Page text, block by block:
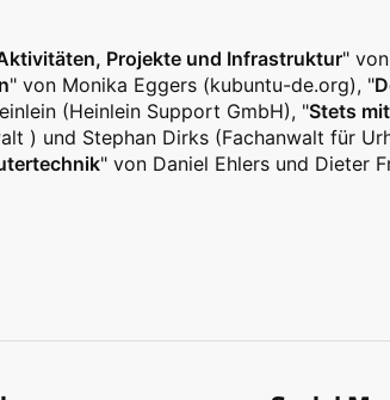
Projekte und Infrastruktur"
" von Monika Eggers (kubuntu-de.org), "
(Heinlein Support GmbH), "Stets
) und Stephan Dirks (Fachanwalt für
" von Daniel Ehlers und Dieter